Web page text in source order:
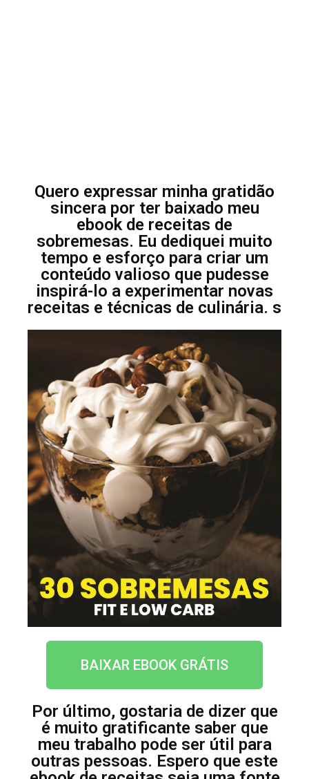
Quero expressar minha gratidão
sincera por ter baixado meu
ebook de receitas de
sobremesas. Eu dediquei muito
tempo e esforço para criar um
conteúdo valioso que pudesse
inspirá-lo a experimentar novas
receitas e técnicas de culinária. s
BAIXAR EBOOK GRÁTIS
Por último, gostaria de dizer que
é muito gratificante saber que
meu trabalho pode ser útil para
outras pessoas. Espero que este